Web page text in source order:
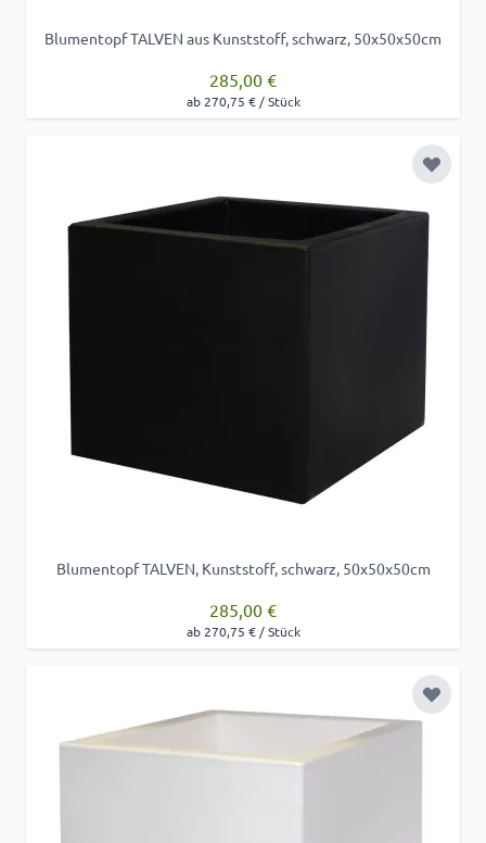
Blumentopf TALVEN aus Kunststoff, schwarz, 50x50x50cm
285,00 €
ab 270,75 € / Stück
Zur
Blumentopf TALVEN, Kunststoff, schwarz, 50x50x50cm
285,00 €
ab 270,75 € / Stück
Zur